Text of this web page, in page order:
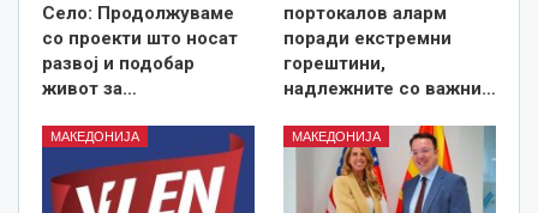
Село: Продолжуваме
со проекти што носат
развој и подобар
живот за…
портокалов аларм
поради екстремни
горештини,
надлежните со важни…
МАКЕДОНИЈА МАКЕДОНИЈА